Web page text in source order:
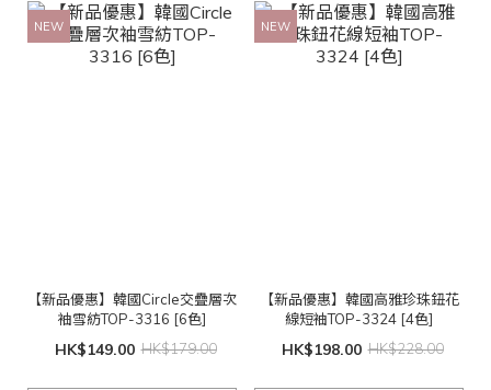
NEW
【新品優惠】韓國Circle交疊層次
袖雪紡TOP-3316 [6色]
HK$149.00 HK$179.00
NEW
【新品優惠】韓國高雅珍珠鈕花
線短袖TOP-3324 [4色]
HK$198.00 HK$228.00